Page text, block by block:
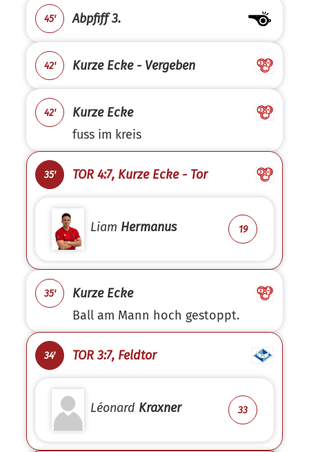
45' Abpfiff 3.
42' Kurze Ecke - Vergeben
42'
Kurze Ecke
fuss im kreis
35' TOR 4:7, Kurze Ecke - Tor
Liam Hermanus 19
35'
Kurze Ecke
Ball am Mann hoch gestoppt.
34' TOR 3:7, Feldtor
Léonard Kraxner 33